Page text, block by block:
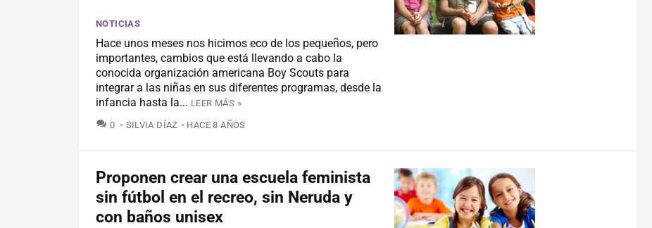
NOTICIAS
Hace unos meses nos hicimos eco de los pequeños, pero
importantes, cambios que está llevando a cabo la
conocida organización americana Boy Scouts para
integrar a las niñas en sus diferentes programas, desde la
infancia hasta la... LEER MÁS »
0 COMENTARIOS
SILVIA DÍAZ HACE 8 AÑOS
Proponen crear una escuela feminista
sin fútbol en el recreo, sin Neruda y
con baños unisex